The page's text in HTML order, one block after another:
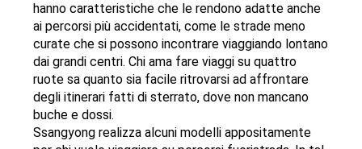
hanno caratteristiche che le rendono adatte anche
ai percorsi più accidentati, come le strade meno
curate che si possono incontrare viaggiando lontano
dai grandi centri. Chi ama fare viaggi su quattro
ruote sa quanto sia facile ritrovarsi ad affrontare
degli itinerari fatti di sterrato, dove non mancano
buche e dossi.
Ssangyong realizza alcuni modelli appositamente